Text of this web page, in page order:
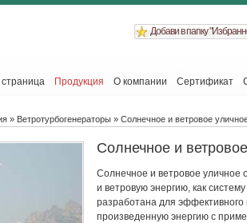
Добави в папку
страница Продукция О компании Сертификат
» Ветротурбогенераторы » Солнечное и ветровое
Солнечное и
Солнечное и ветровое уличное
и ветровую энергию, как
разработана для
произведенную энергию с